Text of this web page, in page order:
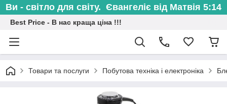
Ви - світло для світу. Євангеліє від Матвія 5:14
Best Price - В нас краща ціна !!!
Товари та послуги Побутова техніка і електроніка